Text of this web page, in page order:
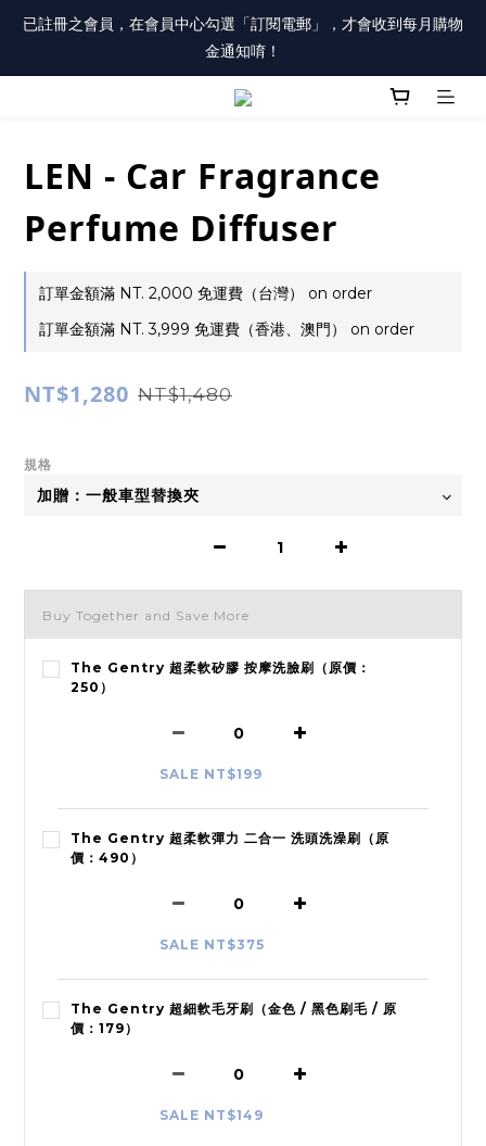
註冊會員「送100元購物金」，同時勾選「接收優惠通知」，還有
每月購物金唷！
已註冊之會員，在會員中心勾選「訂閱電郵」，才會收到每月購物
金通知唷！
註冊會員「送100元購物金」，同時勾選「接收優惠通知」，還有
LEN - Car Fragrance
Perfume Diffuser
訂單金額滿 NT. 2,000 免運費（台灣） on order
訂單金額滿 NT. 3,999 免運費（香港、澳門） on order
NT$1,280 NT$1,480
規格
Buy Together and Save More
The Gentry 超柔軟矽膠 按摩洗臉刷（原價：
250）
SALE NT$199
The Gentry 超柔軟彈力 二合一 洗頭洗澡刷（原
價：490）
SALE NT$375
The Gentry 超細軟毛牙刷（金色 / 黑色刷毛 / 原
價：179）
SALE NT$149